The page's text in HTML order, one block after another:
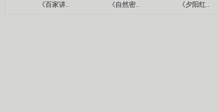
《百家讲.. 《自然密.. 《夕阳红..